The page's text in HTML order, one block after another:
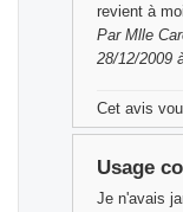
revient à
Par Mlle
28/12/2009
Cet avis
Usage
Je n'avais